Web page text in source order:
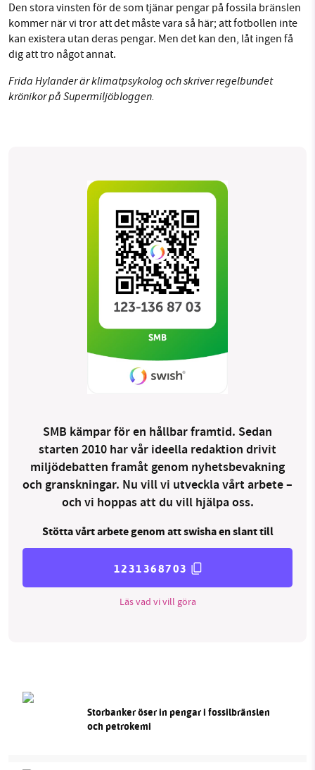
Den stora vinsten för de som tjänar pengar på fossila bränslen
kommer när vi tror att det måste vara så här; att fotbollen inte
kan existera utan deras pengar. Men det kan den, låt ingen få
dig att tro något annat.
Frida Hylander är klimatpsykolog och skriver regelbundet
krönikor på Supermiljöbloggen.
SMB kämpar för en hållbar framtid. Sedan
starten 2010 har vår ideella redaktion drivit
miljödebatten framåt genom nyhetsbevakning
och granskningar. Nu vill vi utveckla vårt arbete –
och vi hoppas att du vill hjälpa oss.
Stötta vårt arbete genom att swisha en slant till
1231368703
Läs vad vi vill göra
Storbanker öser in pengar i fossilbränslen
och petrokemi